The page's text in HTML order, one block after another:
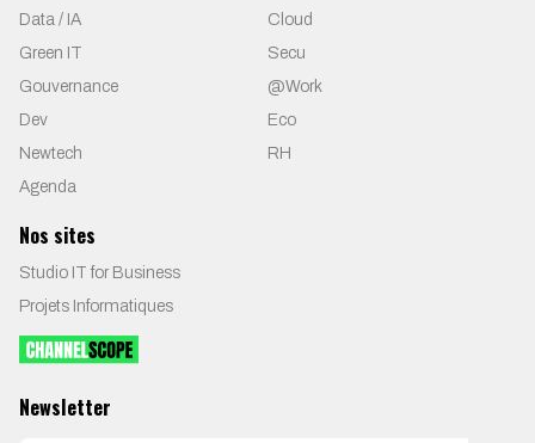
Data / IA
Cloud
Green IT
Secu
Gouvernance
@Work
Dev
Eco
Newtech
RH
Agenda
Nos sites
Studio IT for Business
Projets Informatiques
Newsletter